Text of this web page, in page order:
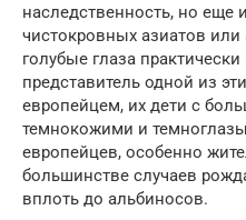
наследственность, но еще
чистокровных азиатов или
голубые глаза
представитель одной из
европейцем, их дети с
темнокожими и
европейцев, особенно
большинстве случаев
вплоть до альбиносов.